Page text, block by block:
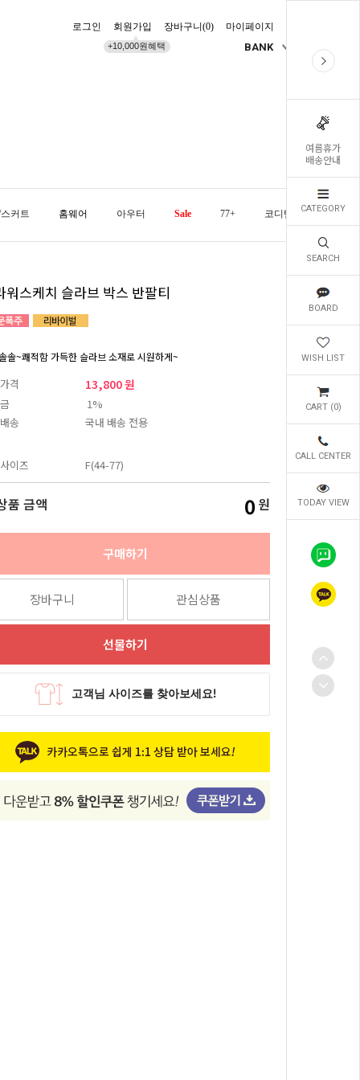
여름휴가
배송안내
CATEGORY
SEARCH
BOARD
WISH LIST
CART (0)
CALL CENTER
TODAY VIEW
로그인 회원가입
+10,000원혜택
장바구니(0) 마이페이지
BANK
커트 홈웨어 아우터 Sale 77+ 코디템 오늘발송
워스케치 슬라브 박스 반팔티
솔~쾌적함 가득한 슬라브 소재로 시원하게~
격 13,800 원
1%
송
국내 배송 전용
이즈 F(44-77)
품 금액 0 원
구매하기
장바구니 관심상품
선물하기